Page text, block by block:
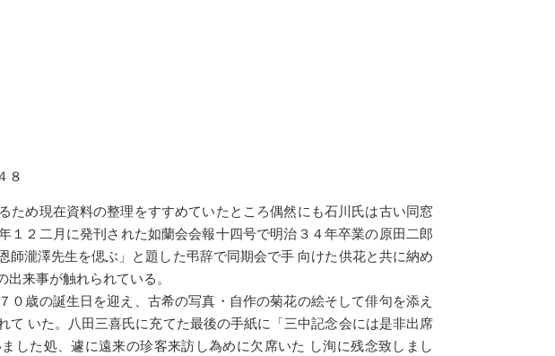
８
ため現在資料の整理をすすめていたところ偶然にも石川氏は古い同窓
１２二月に発刊された如蘭会会報十四号で明治３４年卒業の原田二郎
師瀧澤先生を偲ぶ」と題した弔辞で同期会で手 向けた供花と共に納め
来事が触れられている。
０歳の誕生日を迎え、古希の写真・自作の菊花の絵そして俳句を添え
て いた。八田三喜氏に充てた最後の手紙に「三中記念会には是非出席
した処、遽に遠来の珍客来訪し為めに欠席いた し洵に残念致しまし